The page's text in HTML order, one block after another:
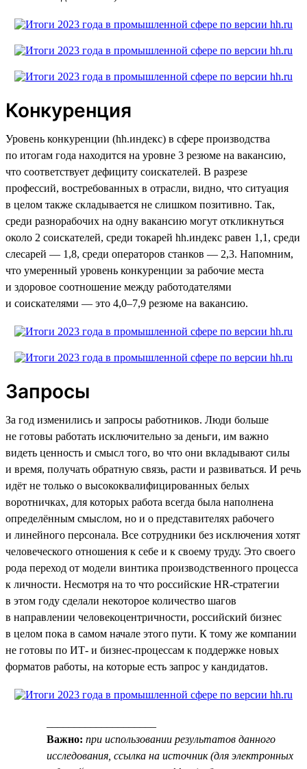
Конкуренция
Уровень конкуренции (hh.индекс) в сфере производства
по итогам года находится на уровне 3 резюме на вакансию,
что соответствует дефициту соискателей. В разрезе
профессий, востребованных в отрасли, видно, что ситуация
в целом также складывается не слишком позитивно. Так,
среди разнорабочих на одну вакансию могут откликнуться
около 2 соискателей, среди токарей hh.индекс равен 1,1, среди
слесарей — 1,8, среди операторов станков — 2,3. Напомним,
что умеренный уровень конкуренции за рабочие места
и здоровое соотношение между работодателями
и соискателями — это 4,0–7,9 резюме на вакансию.
Запросы
За год изменились и запросы работников. Люди больше
не готовы работать исключительно за деньги, им важно
видеть ценность и смысл того, во что они вкладывают силы
и время, получать обратную связь, расти и развиваться. И речь
идёт не только о высококвалифицированных белых
воротничках, для которых работа всегда была наполнена
определённым смыслом, но и о представителях рабочего
и линейного персонала. Все сотрудники без исключения хотят
человеческого отношения к себе и к своему труду. Это своего
рода переход от модели винтика производственного процесса
к личности. Несмотря на то что российские HR-стратегии
в этом году сделали некоторое количество шагов
в направлении человекоцентричности, российский бизнес
в целом пока в самом начале этого пути. К тому же компании
не готовы по ИТ- и бизнес-процессам к поддержке новых
форматов работы, на которые есть запрос у кандидатов.
Важно: при использовании результатов данного
исследования, ссылка на источник (для электронных